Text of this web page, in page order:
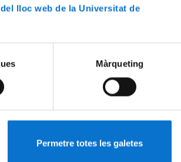
lloc web de la Universitat de
Màrqueting
Permetre totes les galetes
IA-powered digital
public health
in cancer to
Claves
21 novembre,